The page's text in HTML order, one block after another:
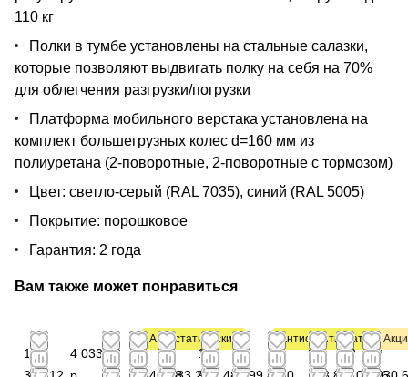
110 кг
Полки в тумбе установлены на стальные салазки,
которые позволяют выдвигать полку на себя на 70%
для облегчения разгрузки/погрузки
Платформа мобильного верстака установлена на
комплект большегрузных колес d=160 мм из
полиуретана (2-поворотные, 2-поворотные с тормозом)
Цвет: светло-серый (RAL 7035), синий (RAL 5005)
Покрытие: порошковое
Гарантия: 2 года
Вам также может понравиться
1
4 033,56
Антистатический
1
1
1
1
Антистатический
2
Антистатический
2
2
2